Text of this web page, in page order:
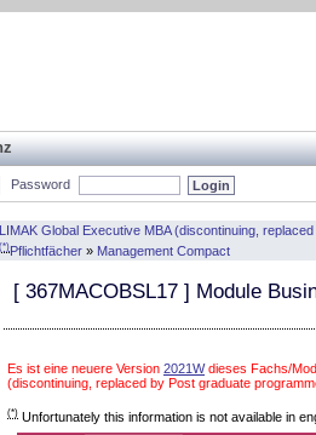
Password
LIMAK Global Executive MBA (discontinuing,
(*)Pflichtfächer » Management Compact
[ 367MACOBSL17 ] Module
Es ist eine neuere Version 2021Wdieses Fachs/
(discontinuing, replaced by Post graduate
(*) Unfortunately this information is not available in